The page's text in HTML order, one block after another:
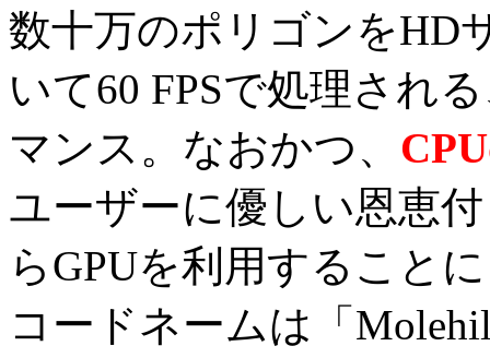
数十万のポリゴンをHD
いて60 FPSで処理され
マンス。なおかつ、
ユーザーに優しい恩恵
らGPUを利用すること
コードネームは「